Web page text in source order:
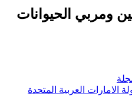
ومربي الحيوانات
الامارات العربية المتحدة